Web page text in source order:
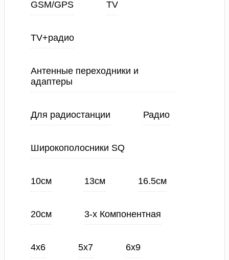
GSM/GPS TV
TV+радио
Антенные переходники и
адаптеры
Для радиостанции Радио
Широкополосники SQ
10см 13см 16.5см
20см 3-х Компонентная
4х6 5х7 6х9